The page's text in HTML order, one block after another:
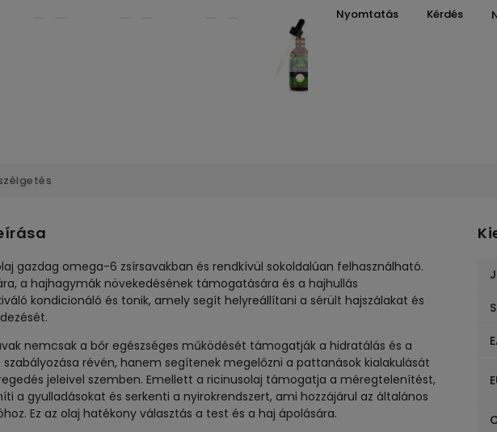
Nyomtatás Kérdés
gazdag omega-6 zsírsavakban és rendkívül sokoldalúan felhasználható.
a hajhagymák növekedésének támogatására és a hajhullás
kondicionáló és tonik, amely segít helyreállítani a sérült hajszálakat és
nemcsak a bőr egészséges működését támogatják a hidratálás és a
révén, hanem segítenek megelőzni a pattanások kialakulását
jeleivel szemben. Emellett a ricinusolaj támogatja a méregtelenítést,
a gyulladásokat és serkenti a nyirokrendszert, ami hozzájárul az általános
Ez az olaj hatékony választás a test és a haj ápolására.